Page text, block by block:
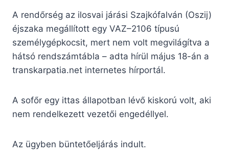
A rendőrség az ilosvai járási Szajkófalván (Oszij)
éjszaka megállított egy VAZ–2106 típusú
személygépkocsit, mert nem volt megvilágítva a
hátsó rendszámtábla – adta hírül május 18-án a
transkarpatia.net internetes hírportál.
A sofőr egy ittas állapotban lévő kiskorú volt, aki
nem rendelkezett vezetői engedéllyel.
Az ügyben büntetőeljárás indult.